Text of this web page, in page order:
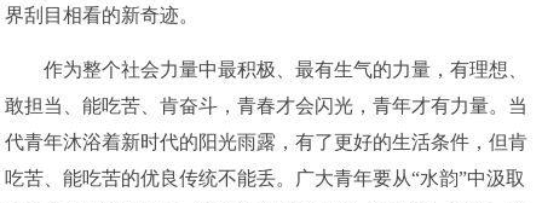
界刮目相看的新奇迹。
作为整个社会力量中最积极、最有生气的力量，有理想、
敢担当、能吃苦、肯奋斗，青春才会闪光，青年才有力量。当
代青年沐浴着新时代的阳光雨露，有了更好的生活条件，但肯
吃苦、能吃苦的优良传统不能丢。广大青年要从“水韵”中汲取